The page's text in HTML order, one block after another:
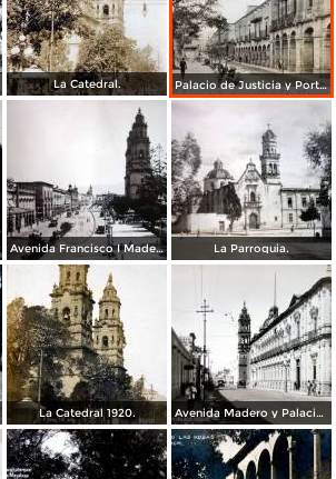
La Catedral. Palacio de Justicia y Portal de Aldama.
Avenida Francisco I Madero( Circulada el 7de Agosto de 1934 ). La Parroquia.
La Catedral 1920. Avenida Madero y Palacio Federal.